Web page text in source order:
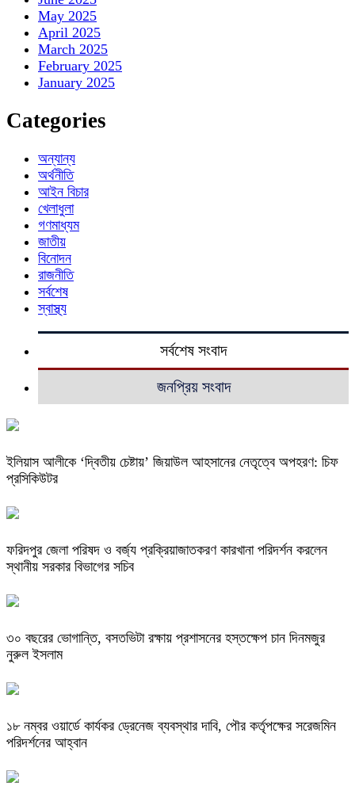
May 2025
April 2025
March 2025
February 2025
January 2025
Categories
অন্যান্য
অর্থনীতি
আইন বিচার
খেলাধুলা
গণমাধ্যম
জাতীয়
বিনোদন
রাজনীতি
সর্বশেষ
স্বাস্থ্য
সর্বশেষ সংবাদ
জনপ্রিয় সংবাদ
ইলিয়াস আলীকে ‘দ্বিতীয় চেষ্টায়’ জিয়াউল আহসানের নেতৃত্বে অপহরণ: চিফ
প্রসিকিউটর
ফরিদপুর জেলা পরিষদ ও বর্জ্য প্রক্রিয়াজাতকরণ কারখানা পরিদর্শন করলেন
স্থানীয় সরকার বিভাগের সচিব
৩০ বছরের ভোগান্তি, বসতভিটা রক্ষায় প্রশাসনের হস্তক্ষেপ চান দিনমজুর
নুরুল ইসলাম
১৮ নম্বর ওয়ার্ডে কার্যকর ড্রেনেজ ব্যবস্থার দাবি, পৌর কর্তৃপক্ষের সরেজমিন
পরিদর্শনের আহ্বান